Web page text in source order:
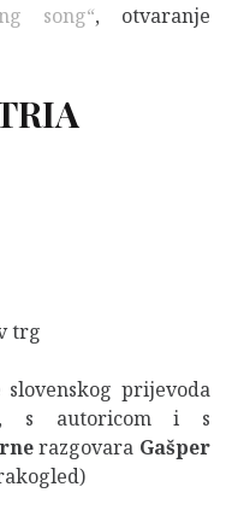
song“, otvaranje
trg
slovenskog prijevoda
, s autoricom i s
razgovara Gašper